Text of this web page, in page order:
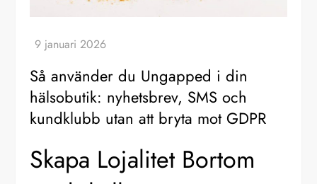
Så använder du Ungapped i din
hälsobutik: nyhetsbrev, SMS och
kundklubb utan att bryta mot GDPR
Skapa Lojalitet Bortom